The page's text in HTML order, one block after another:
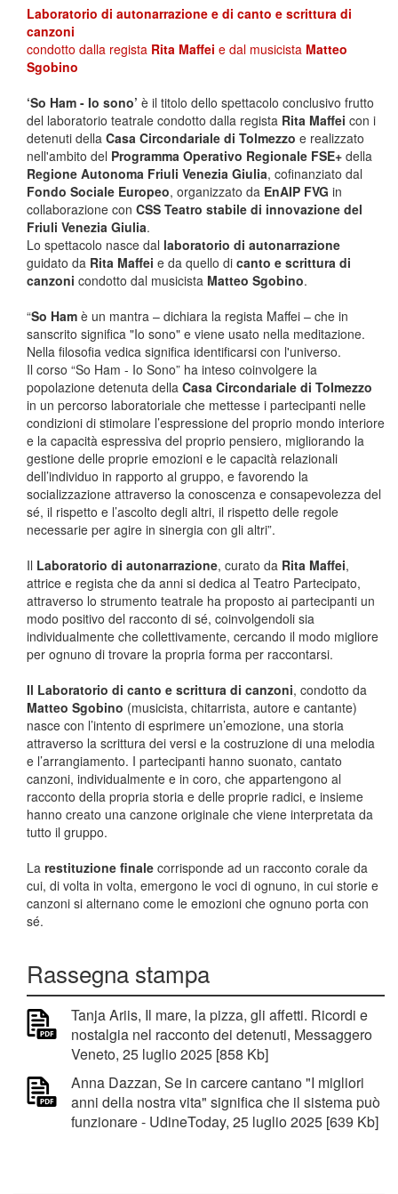
Laboratorio di autonarrazione e di canto e scrittura di
canzoni
condotto dalla regista Rita Maffei e dal musicista Matteo
Sgobino
‘So Ham - Io sono’ è il titolo dello spettacolo conclusivo frutto
del laboratorio teatrale condotto dalla regista Rita Maffei con i
detenuti della Casa Circondariale di Tolmezzo e realizzato
nell'ambito del Programma Operativo Regionale FSE+ della
Regione Autonoma Friuli Venezia Giulia, cofinanziato dal
Fondo Sociale Europeo, organizzato da EnAIP FVG in
collaborazione con CSS Teatro stabile di innovazione del
Friuli Venezia Giulia.
Lo spettacolo nasce dal laboratorio di autonarrazione
guidato da Rita Maffei e da quello di canto e scrittura di
canzoni condotto dal musicista Matteo Sgobino.
“So Ham è un mantra – dichiara la regista Maffei – che in
sanscrito significa "Io sono" e viene usato nella meditazione.
Nella filosofia vedica significa identificarsi con l'universo.
Il corso “So Ham - Io Sono” ha inteso coinvolgere la
popolazione detenuta della Casa Circondariale di Tolmezzo
in un percorso laboratoriale che mettesse i partecipanti nelle
condizioni di stimolare l’espressione del proprio mondo interiore
e la capacità espressiva del proprio pensiero, migliorando la
gestione delle proprie emozioni e le capacità relazionali
dell’individuo in rapporto al gruppo, e favorendo la
socializzazione attraverso la conoscenza e consapevolezza del
sé, il rispetto e l’ascolto degli altri, il rispetto delle regole
necessarie per agire in sinergia con gli altri”.
Il Laboratorio di autonarrazione, curato da Rita Maffei,
attrice e regista che da anni si dedica al Teatro Partecipato,
attraverso lo strumento teatrale ha proposto ai partecipanti un
modo positivo del racconto di sé, coinvolgendoli sia
individualmente che collettivamente, cercando il modo migliore
per ognuno di trovare la propria forma per raccontarsi.
Il Laboratorio di canto e scrittura di canzoni, condotto da
Matteo Sgobino (musicista, chitarrista, autore e cantante)
nasce con l’intento di esprimere un’emozione, una storia
attraverso la scrittura dei versi e la costruzione di una melodia
e l’arrangiamento. I partecipanti hanno suonato, cantato
canzoni, individualmente e in coro, che appartengono al
racconto della propria storia e delle proprie radici, e insieme
hanno creato una canzone originale che viene interpretata da
tutto il gruppo.
La restituzione finale corrisponde ad un racconto corale da
cui, di volta in volta, emergono le voci di ognuno, in cui storie e
canzoni si alternano come le emozioni che ognuno porta con
sé.
Rassegna stampa
Tanja Ariis, Il mare, la pizza, gli affetti. Ricordi e
nostalgia nel racconto dei detenuti, Messaggero
Veneto, 25 luglio 2025 [858 Kb]
Anna Dazzan, Se in carcere cantano "I migliori
anni della nostra vita" significa che il sistema può
funzionare - UdineToday, 25 luglio 2025 [639 Kb]